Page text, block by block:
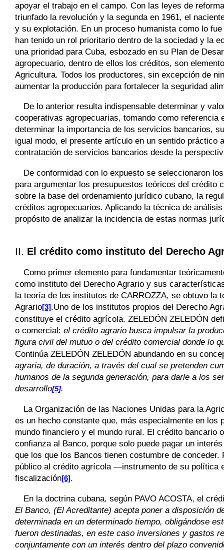
apoyar el trabajo en el campo. Con las leyes de
triunfado la revolución y la segunda en 1961, el
y su explotación. En un proceso humanista como lo
han tenido un rol prioritario dentro de la sociedad y la
una prioridad para Cuba, esbozado en su Plan de
agropecuario, dentro de ellos los créditos, son
Agricultura. Todos los productores, sin excepción de
aumentar la producción para fortalecer la seguridad
De lo anterior resulta indispensable determinar y
cooperativas agropecuarias, tomando como
determinar la importancia de los servicios bancarios,
igual modo, el presente artículo en un sentido práctico
contratación de servicios bancarios desde la
De conformidad con lo expuesto se seleccionaron
para argumentar los presupuestos teóricos del
sobre la base del ordenamiento jurídico cubano, la
créditos agropecuarios. Aplicando la técnica de
propósito de analizar la incidencia de estas normas
II. El crédito como instituto del Derecho
Como primer elemento para fundamentar
como instituto del Derecho Agrario y sus
la teoría de los institutos de CARROZZA, se obtuvo la
Agrario[3].Uno de los institutos propios del Derecho
constituye el crédito agrícola. ZELEDÓN ZELEDÓN
o comercial: el crédito agrario busca impulsar la
figura civil del mutuo o del crédito comercial donde lo
Continúa ZELEDÓN ZELEDÓN abundando en su
agraria, de duración, a través del cual se pretenden
humanos de la segunda generación, para darle a los
desarrollo[5].
La Organización de las Naciones Unidas para la
es un hecho constante que, más especialmente en
mundo financiero y el mundo rural. El crédito
confianza al Banco, porque solo puede pagar un
que los que los Bancos tienen costumbre de
público al crédito agrícola —instrumento de su
fiscalización[6].
En la doctrina cubana, según PAVO ACOSTA, el
El Banco, (El Acreditante) acepta poner a disposición
determinada en un determinado tiempo, obligándose
fueron destinadas, en este caso inversiones y gastos
conjuntamente con un interés dentro del plazo